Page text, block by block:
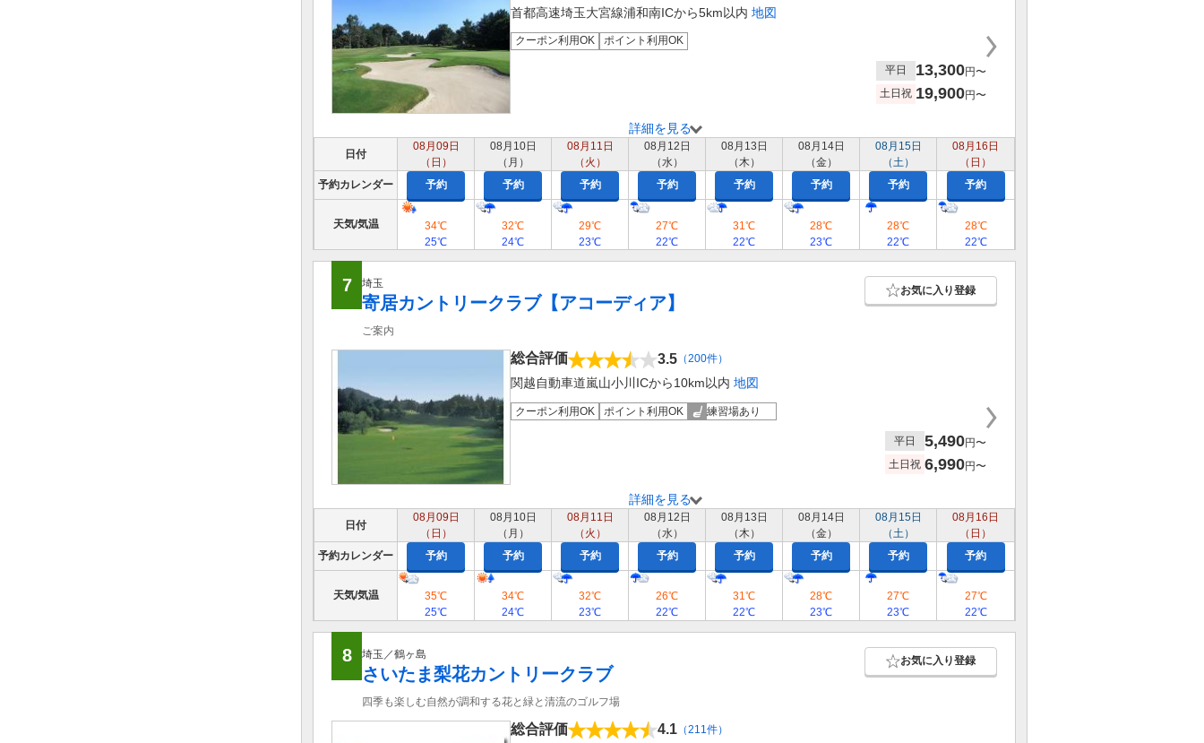
首都高速埼玉大宮線浦和南ICから5km以内 地図
クーポン利用OK ポイント利用OK
平日 13,300円〜
土日祝 19,900円〜
詳細を見る
日付
08月09日
（日）
08月10日
（月）
08月11日
（火）
08月12日
（水）
08月13日
（木）
08月14日
（金）
08月15日
（土）
08月16日
（日）
予約カレンダー
予約 予約 予約 予約 予約 予約 予約 予約
天気/気温
34℃
25℃
32℃
24℃
29℃
23℃
27℃
22℃
31℃
22℃
28℃
23℃
28℃
22℃
28℃
22℃
7 埼玉
寄居カントリークラブ【アコーディア】
ご案内
お気に入り登録
総合評価 3.5 （200件）
関越自動車道嵐山小川ICから10km以内 地図
クーポン利用OK ポイント利用OK 練習場あり
平日 5,490円〜
土日祝 6,990円〜
詳細を見る
日付
08月09日
（日）
08月10日
（月）
08月11日
（火）
08月12日
（水）
08月13日
（木）
08月14日
（金）
08月15日
（土）
08月16日
（日）
予約カレンダー
予約 予約 予約 予約 予約 予約 予約 予約
天気/気温
35℃
25℃
34℃
24℃
32℃
23℃
26℃
22℃
31℃
22℃
28℃
23℃
27℃
23℃
27℃
22℃
8 埼玉／鶴ヶ島
さいたま梨花カントリークラブ
四季も楽しむ自然が調和する花と緑と清流のゴルフ場
お気に入り登録
総合評価 4.1 （211件）